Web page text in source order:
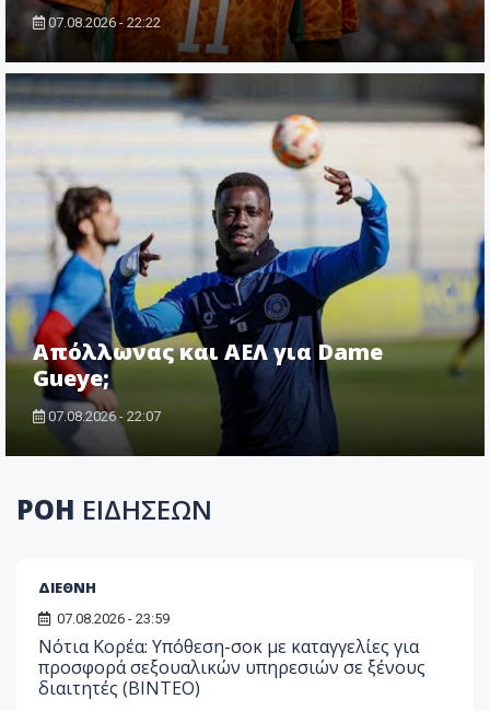
07.08.2026 - 22:22
Απόλλωνας και ΑΕΛ για Dame
Gueye;
07.08.2026 - 22:07
ΡΟΗ ΕΙΔΗΣΕΩΝ
ΔΙΕΘΝΗ
07.08.2026 - 23:59
Νότια Κορέα: Υπόθεση-σοκ με καταγγελίες για
προσφορά σεξουαλικών υπηρεσιών σε ξένους
διαιτητές (BINTEO)